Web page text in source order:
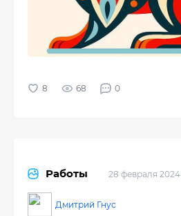
68 0
Работы 28 февраля 2024
Дмитрий Гнус